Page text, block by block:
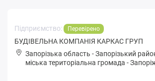
Підприємство: Перевірено
БУДІВЕЛЬНА КОМПАНІЯ КАРКАС ГРУП
Запорізька область -Запорізький
міська територіальна громада -